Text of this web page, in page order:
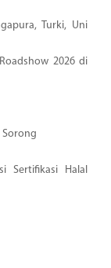
Turki, Uni
2026 di
Sorong
Sertifikasi Halal